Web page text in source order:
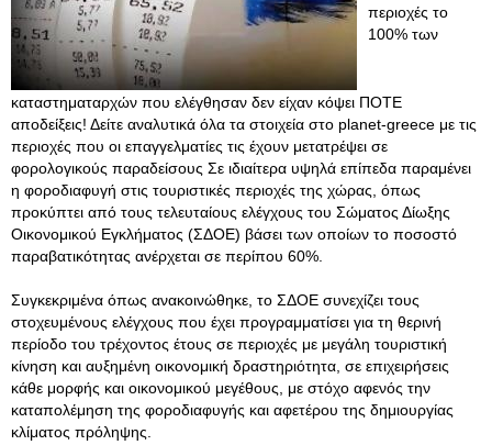
περιοχές το
100% των
καταστηματαρχών που ελέγθησαν δεν είχαν κόψει ΠΟΤΕ
αποδείξεις! Δείτε αναλυτικά όλα τα στοιχεία στο planet-greece με τις
περιοχές που οι επαγγελματίες τις έχουν μετατρέψει σε
φορολογικούς παραδείσους Σε ιδιαίτερα υψηλά επίπεδα παραμένει
η φοροδιαφυγή στις τουριστικές περιοχές της χώρας, όπως
προκύπτει από τους τελευταίους ελέγχους του Σώματος Δίωξης
Οικονομικού Εγκλήματος (ΣΔΟΕ) βάσει των οποίων το ποσοστό
παραβατικότητας ανέρχεται σε περίπου 60%.
Συγκεκριμένα όπως ανακοινώθηκε, το ΣΔΟΕ συνεχίζει τους
στοχευμένους ελέγχους που έχει προγραμματίσει για τη θερινή
περίοδο του τρέχοντος έτους σε περιοχές με μεγάλη τουριστική
κίνηση και αυξημένη οικονομική δραστηριότητα, σε επιχειρήσεις
κάθε μορφής και οικονομικού μεγέθους, με στόχο αφενός την
καταπολέμηση της φοροδιαφυγής και αφετέρου της δημιουργίας
κλίματος πρόληψης.